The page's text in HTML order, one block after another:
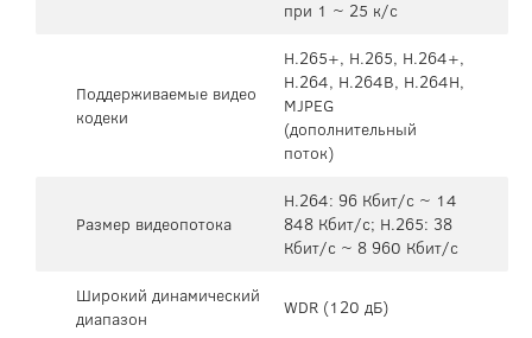
при 1 ~ 25 к/с
Поддерживаемые видео
кодеки
H.265+, H.265, H.264+,
H.264, H.264B, H.264H,
MJPEG
(дополнительный
поток)
Размер видеопотока
H.264: 96 Кбит/с ~ 14
848 Кбит/с; H.265: 38
Кбит/с ~ 8 960 Кбит/с
Широкий динамический
диапазон
WDR (120 дБ)